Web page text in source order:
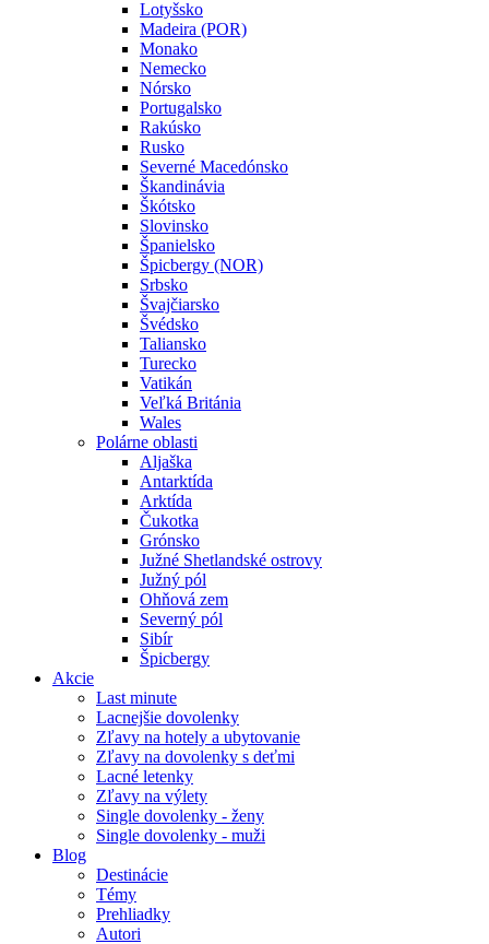
Lotyšsko
Madeira (POR)
Monako
Nemecko
Nórsko
Portugalsko
Rakúsko
Rusko
Severné Macedónsko
Škandinávia
Škótsko
Slovinsko
Španielsko
Špicbergy (NOR)
Srbsko
Švajčiarsko
Švédsko
Taliansko
Turecko
Vatikán
Veľká Británia
Wales
Polárne oblasti
Aljaška
Antarktída
Arktída
Čukotka
Grónsko
Južné Shetlandské ostrovy
Južný pól
Ohňová zem
Severný pól
Sibír
Špicbergy
Akcie
Last minute
Lacnejšie dovolenky
Zľavy na hotely a ubytovanie
Zľavy na dovolenky s deťmi
Lacné letenky
Zľavy na výlety
Single dovolenky - ženy
Single dovolenky - muži
Blog
Destinácie
Témy
Prehliadky
Autori